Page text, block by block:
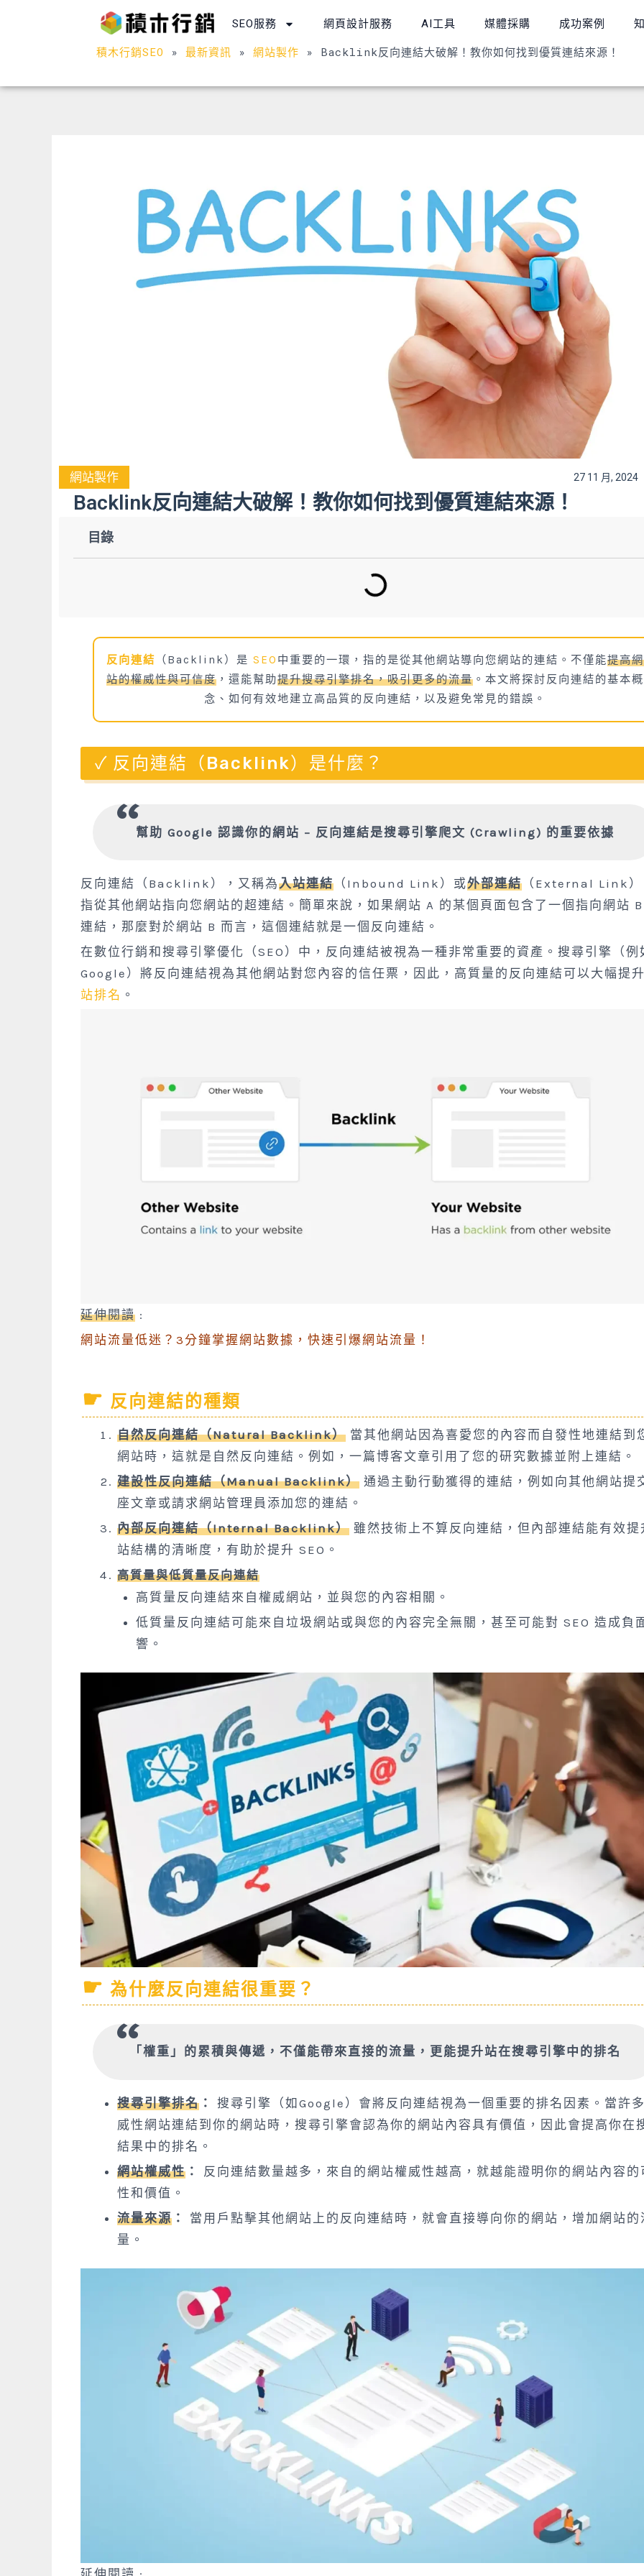
SEO服務 網頁設計服務 AI工具 媒體採購 成功案例
積木行銷SEO »最新資訊 »網站製作 » Backlink反向連結大破解！教你如何找到優質連結來源！
網站製作 27 11 月, 2024
Backlink反向連結大破解！教你如何找到優質連結來源！
目錄
反向連結 （Backlink）是 SEO 中重要的一環，指的是從其他網站導向您網站的連結。不僅能提高網
站的權威性與可信度 ，還能幫助提升搜尋引擎排名，吸引更多的流量 。本文將探討反向連結的基本概
念、如何有效地建立高品質的反向連結，以及避免常見的錯誤。
反向連結（Backlink）是什麼？
幫助 Google 認識你的網站 – 反向連結是搜尋引擎爬文 (Crawling) 的重要依據
反向連結（Backlink），又稱為入站連結 （Inbound Link）或外部連結 （External Link）
指從其他網站指向您網站的超連結。簡單來說，如果網站 A 的某個頁面包含了一個指向網站
連結，那麼對於網站 B 而言，這個連結就是一個反向連結。
在數位行銷和搜尋引擎優化（SEO）中，反向連結被視為一種非常重要的資產。搜尋引擎（例
Google）將反向連結視為其他網站對您內容的信任票，因此，高質量的反向連結可以大幅提
站排名 。
延伸閱讀 :
網站流量低迷？3分鐘掌握網站數據，快速引爆網站流量！
反向連結的種類
自然反向連結（Natural Backlink） 當其他網站因為喜愛您的內容而自發性地連結到
網站時，這就是自然反向連結。例如，一篇博客文章引用了您的研究數據並附上連結。
建設性反向連結（Manual Backlink） 通過主動行動獲得的連結，例如向其他網站提
座文章或請求網站管理員添加您的連結。
內部反向連結（Internal Backlink） 雖然技術上不算反向連結，但內部連結能有效提
站結構的清晰度，有助於提升 SEO。
高質量與低質量反向連結
高質量反向連結來自權威網站，並與您的內容相關。
低質量反向連結可能來自垃圾網站或與您的內容完全無關，甚至可能對 SEO 造成負
響。
為什麼反向連結很重要？
「權重」的累積與傳遞，不僅能帶來直接的流量，更能提升站在搜尋引擎中的排名
搜尋引擎排名 ：
搜尋引擎（如Google）會將反向連結視為一個重要的排名因素。當許
威性網站連結到你的網站時，搜尋引擎會認為你的網站內容具有價值，因此會提高你在
結果中的排名。
網站權威性 ：
反向連結數量越多，來自的網站權威性越高，就越能證明你的網站內容的
性和價值。
流量來源 ：
當用戶點擊其他網站上的反向連結時，就會直接導向你的網站，增加網站的
量。